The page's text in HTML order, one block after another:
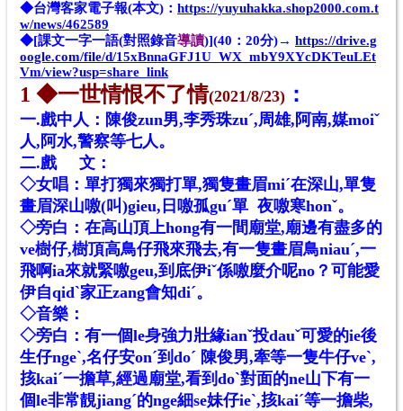
◆台灣客家電子報(本文)： https://yuyuhakka.shop2000.com.t
w/news/462589
◆[課文一字一語(對照錄音導讀)](40：20分)→ https://drive.g
oogle.com/file/d/15xBnnaGFJ1U_WX_mbY9XYcDKTeuLEt
Vm/view?usp=share_link
1 ◆一世情恨不了情(2021/8/23) ：
一.戲中人：陳俊zun男,李秀珠zuˊ,周雄,阿南,媒moiˇ
人,阿水,警察等七人。
二.戲 文：
◇女唱：單打獨來獨打單,獨隻畫眉miˊ在深山,單隻
畫眉深山噭(叫)gieu,日噭孤guˊ單 夜噭寒honˇ。
◇旁白：在高山頂上hong有一間廟堂,廟邊有盡多的
ve樹仔,樹頂高鳥仔飛來飛去,有一隻畫眉鳥niauˊ,一
飛啊ia來就緊噭geu,到底伊iˇ係噭麼介呢no？可能愛
伊自qidˋ家正zang會知diˊ。
◇音樂：
◇旁白：有一個le身強力壯緣ianˇ投dauˇ可愛的ie後
生仔ngeˋ,名仔安onˊ到doˊ 陳俊男,牽等一隻牛仔veˋ,
㧡kaiˊ一擔草,經過廟堂,看到doˋ對面的ne山下有一
個le非常靚jiangˊ的nge細se妹仔ieˋ,㧡kaiˊ等一擔柴,